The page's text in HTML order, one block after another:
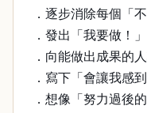
．逐步消除每個「
．發出「我要做！
．向能做出成果的
．寫下「會讓我感
．想像「努力過後的